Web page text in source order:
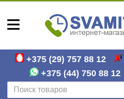
+375 (29) 757 88 12
+375 (44) 750 88 12